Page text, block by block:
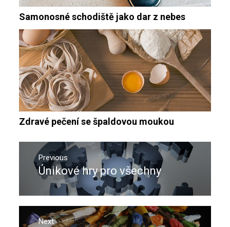
Samonosné schodiště jako dar z nebes
Zdravé pečení se špaldovou moukou
Navigace
pro
příspěvek
Previous
Previous
post:
Únikové hry pro všechny
Next